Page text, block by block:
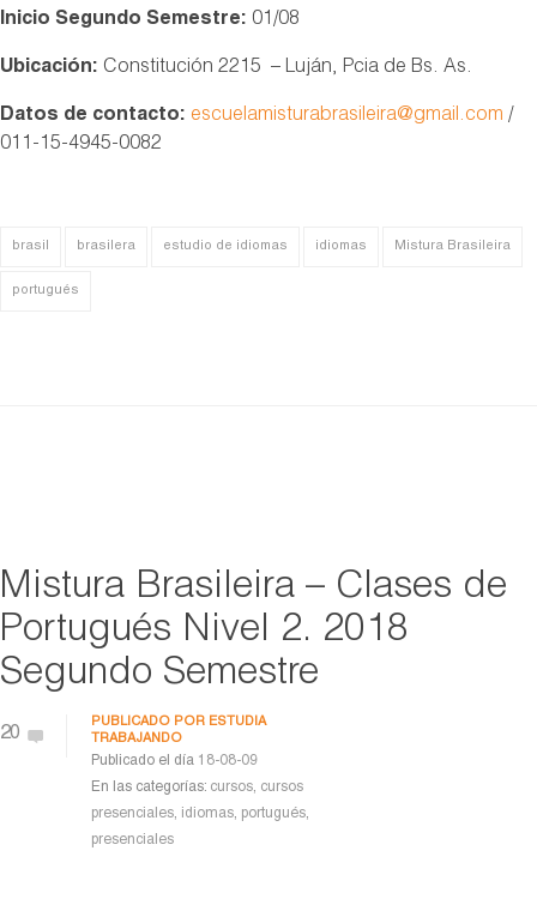
Inicio Segundo Semestre: 01/08
Ubicación: Constitución 2215 – Luján, Pcia de Bs. As.
Datos de contacto: escuelamisturabrasileira@gmail.com /
011-15-4945-0082
brasil brasilera estudio de idiomas idiomas Mistura Brasileira
portugués
Mistura Brasileira – Clases de
Portugués Nivel 2. 2018
Segundo Semestre
20
PUBLICADO POR ESTUDIA
TRABAJANDO
Publicado el día 18-08-09
En las categorías: cursos, cursos
presenciales, idiomas, portugués,
presenciales